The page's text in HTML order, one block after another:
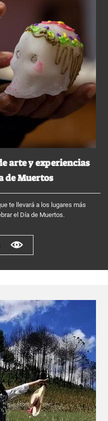
arte y experiencias
de Muertos
te llevará a los lugares más
el Día de Muertos.